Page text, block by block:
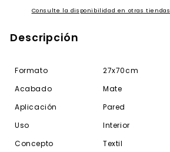
Consulte la disponibilidad en otras tiendas
Descripción
Formato
27x70cm
Acabado
Mate
Aplicación
Pared
Uso
Interior
Concepto
Textil